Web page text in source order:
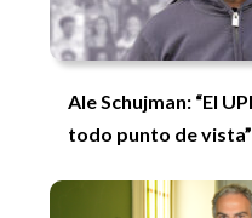
Ale Schujman: “El
todo punto de vista”